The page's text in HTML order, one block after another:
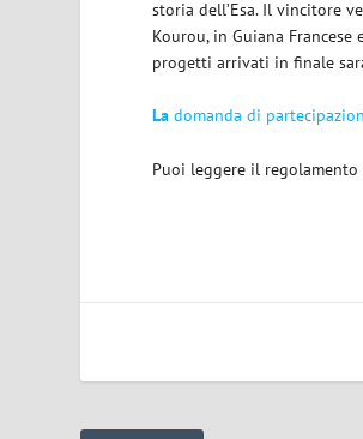
storia dell’Esa. Il vincitore
Kourou, in Guiana
progetti arrivati in finale
La domanda di
Puoi leggere il